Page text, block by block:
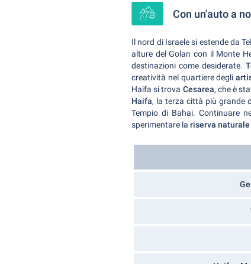
Con un'auto a
Il nord di Israele si estende da
alture del Golan con il Monte
destinazioni come desiderate.
creatività nel quartiere degli
Haifa si trova Cesarea, che è
Haifa, la terza città più grande
Tempio di Bahai. Continuare
sperimentare la riserva